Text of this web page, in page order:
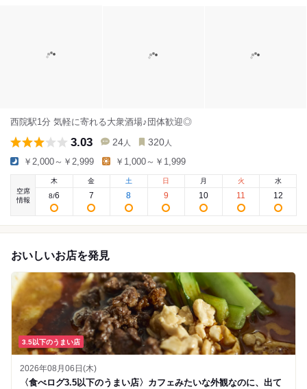
西院駅1分 気軽に寄れる大衆酒場♪団体歓迎◎
3.03 24 人 320 人
￥2,000～￥2,999 ￥1,000～￥1,999
空席
情報
木
8/6
金
7
土
8
日
9
月
10
火
11
水
12
おいしいお店を発見
3.5以下のうまい店
2026年08月06日(木)
〈食べログ3.5以下のうまい店〉カフェみたいな外観なのに、出て